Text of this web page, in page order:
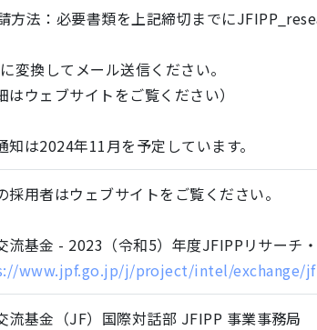
方法：必要書類を上記締切までに
変換してメール送信ください。
はウェブサイトをご覧ください）
知は2024年11月を予定しています。
採用者はウェブサイトをご覧ください。
流基金 - 2023（令和5）年度JFIPPリサーチ
www.jpf.go.jp/j/project/intel/exchange/
流基金（JF）国際対話部 JFIPP 事業事務局